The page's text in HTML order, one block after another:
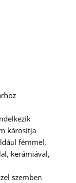
károsítja
fémmel,
kerámiával,
szemben